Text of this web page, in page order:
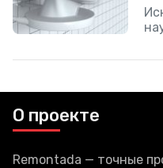
О проекте
Remontada — точные